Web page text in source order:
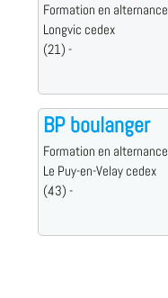
Formation en alternance
Longvic cedex
(21) -
BP boulanger
Formation en alternance
Le Puy-en-Velay cedex
(43) -